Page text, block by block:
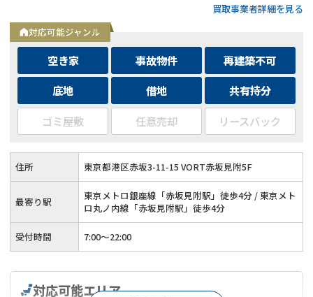
取◆残置物・ゴミ屋敷・シロアリ被害がある物件もそのままで
買取
買取事業者詳細を見る
対応可能ジャンル
空き家 事故物件
再建築不可
底地
借地
共有持分
ゴミ屋敷
任意売却 リースバック
住所 東京都港区赤坂3-11-15 VORT赤坂見附5F
最寄り駅
東京メトロ銀座線「赤坂見附駅」徒歩4分 / 東京メト
ロ丸ノ内線「赤坂見附駅」徒歩4分
受付時間 7:00〜22:00
対応可能エリア